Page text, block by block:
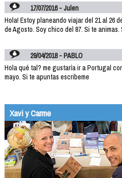
17/07/2016 - Julen
Hola! Estoy planeando viajar del 21 al 26
de Agosto. Soy chico del 87. Si te
29/04/2018 - PABLO
Hola qué tal? me gustaría ir a Portugal
mayo. Si te apuntas escribeme
Xavi y Carme